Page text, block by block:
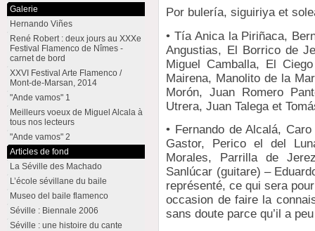
Por bulería, siguiriya et
• Tía Anica la Piriñaca,
Angustias, El Borrico de
Miguel Camballa, El
Mairena, Manolito de la
Morón, Juan Romero
Utrera, Juan Talega et
• Fernando de Alcalá,
Gastor, Perico el del
Morales, Parrilla de
Sanlúcar (guitare) –
représenté, ce qui sera
occasion de faire la
sans doute parce qu’il a
Galerie
Hernando Viñes
René Robert : deux jours au XXXe
Festival Flamenco de Nîmes -
carnet de bord
XXVI Festival Arte Flamenco /
Mont-de-Marsan, 2014
"Ande vamos" 1
Meilleurs voeux de Miguel Alcala à
tous nos lecteurs
"Ande vamos" 2
Articles de fond
La Séville des Machado
L’école sévillane du baile
Museo del baile flamenco
Séville : Biennale 2006
Séville : une histoire du cante